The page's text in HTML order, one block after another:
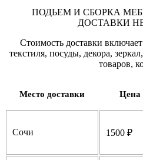
ПОДЬЕМ И СБОРКА
ДОСТАВКИ
Стоимость доставки
текстиля, посуды, декора,
товаров,
Место доставки Цена
Сочи 1500 ₽